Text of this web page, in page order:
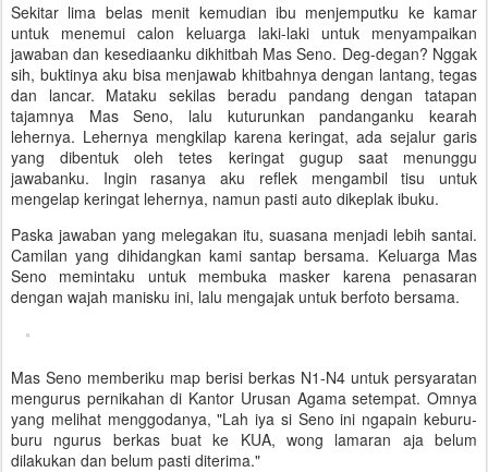
Sekitar lima belas menit kemudian ibu menjemputku ke kamar
untuk menemui calon keluarga laki-laki untuk menyampaikan
jawaban dan kesediaanku dikhitbah Mas Seno. Deg-degan? Nggak
sih, buktinya aku bisa menjawab khitbahnya dengan lantang, tegas
dan lancar. Mataku sekilas beradu pandang dengan tatapan
tajamnya Mas Seno, lalu kuturunkan pandanganku kearah
lehernya. Lehernya mengkilap karena keringat, ada sejalur garis
yang dibentuk oleh tetes keringat gugup saat menunggu
jawabanku. Ingin rasanya aku reflek mengambil tisu untuk
mengelap keringat lehernya, namun pasti auto dikeplak ibuku.
Paska jawaban yang melegakan itu, suasana menjadi lebih santai.
Camilan yang dihidangkan kami santap bersama. Keluarga Mas
Seno memintaku untuk membuka masker karena penasaran
dengan wajah manisku ini, lalu mengajak untuk berfoto bersama.
Mas Seno memberiku map berisi berkas N1-N4 untuk persyaratan
mengurus pernikahan di Kantor Urusan Agama setempat. Omnya
yang melihat menggodanya, "Lah iya si Seno ini ngapain keburu-
buru ngurus berkas buat ke KUA, wong lamaran aja belum
dilakukan dan belum pasti diterima."